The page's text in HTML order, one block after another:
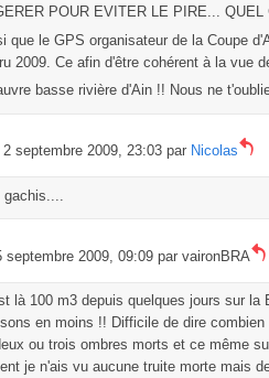
POUR EVITER LE PIRE... QUEL
que le GPS organisateur de la Coupe
2009. Ce afin d'être cohérent à la vue
basse rivière d'Ain !! Nous ne
2 septembre 2009, 23:03 par Nicolas
septembre 2009, 09:09 par vaironBRA
là 100 m3 depuis quelques jours sur la
en moins !! Difficile de dire
ou trois ombres morts et ce même
je n'ais vu aucune truite morte mais